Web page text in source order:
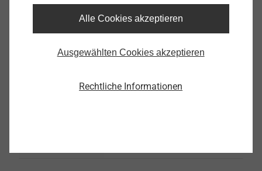
SDF-S-10V
Alle Cookies akzeptieren
Ausgewählten Cookies akzeptieren
Rechtliche Informationen